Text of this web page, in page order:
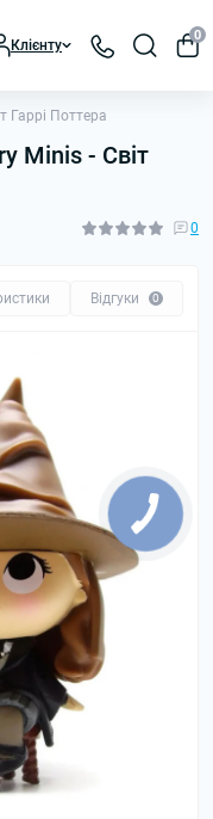
Клієнту
0
Гаррі Поттера
Minis - Світ
0
Відгуки 0